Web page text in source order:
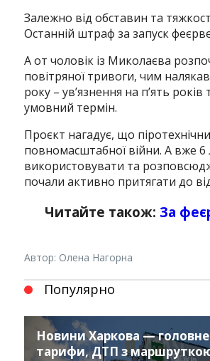
Залежно від обставин та
Останній штраф за запуск
А от чоловік із Миколаєва
повітряної тривоги, чим
року – ув’язнення на п’ять
умовний термін.
Проєкт нагадує, що
повномасштабної війни. А вже
використовувати та
почали активно притягати до
Читайте також: За
Автор: Олена Нагорна
Популярно
Новини Харкова — головне
тарифи, ДТП з